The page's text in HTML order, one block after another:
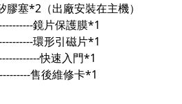
塞*2（出廠安裝在主機）
鏡片保護膜*1
環形引磁片*1
快速入門*1
售後維修卡*1